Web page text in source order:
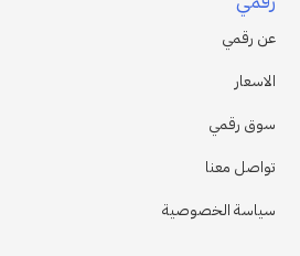
عن رقمي
الاسعار
سوق رقمي
تواصل معنا
سياسة الخصوصية